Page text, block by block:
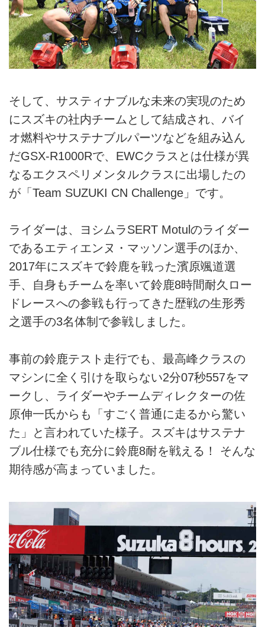
そして、サスティナブルな未来の実現のため
にスズキの社内チームとして結成され、バイ
オ燃料やサステナブルパーツなどを組み込ん
だGSX-R1000Rで、EWCクラスとは仕様が異
なるエクスペリメンタルクラスに出場したの
が「Team SUZUKI CN Challenge」です。
ライダーは、ヨシムラSERT Motulのライダー
であるエティエンヌ・マッソン選手のほか、
2017年にスズキで鈴鹿を戦った濱原颯道選
手、自身もチームを率いて鈴鹿8時間耐久ロー
ドレースへの参戦も行ってきた歴戦の生形秀
之選手の3名体制で参戦しました。
事前の鈴鹿テスト走行でも、最高峰クラスの
マシンに全く引けを取らない2分07秒557をマ
ークし、ライダーやチームディレクターの佐
原伸一氏からも「すごく普通に走るから驚い
た」と言われていた様子。スズキはサステナ
ブル仕様でも充分に鈴鹿8耐を戦える！ そんな
期待感が高まっていました。